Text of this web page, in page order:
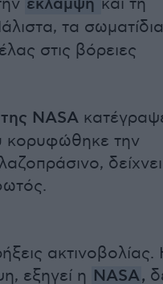
έκλαμψη και τη
τα σωματίδια
στις βόρειες
NASA
κορυφώθηκε την
δείχνει
ακτινοβολίας.
εξηγεί η NASA,